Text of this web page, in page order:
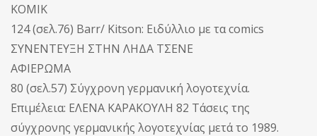
ΚΟΜΙΚ
124 (σελ.76) Barr/ Kitson: Ειδύλλιο με τα comics
ΣΥΝΕΝΤΕΥΞΗ ΣΤΗΝ ΛΗΔΑ ΤΣΕΝΕ
ΑΦΙΕΡΩΜΑ
80 (σελ.57) Σύγχρονη γερμανική λογοτεχνία.
Επιμέλεια: ΕΛΕΝΑ ΚΑΡΑΚΟΥΛΗ 82 Τάσεις της
σύγχρονης γερμανικής λογοτεχνίας μετά το 1989.